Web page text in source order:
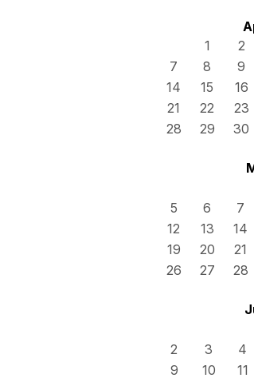
1
2
7
8 9
14
15 16
21
22 23
28
29 30
5
6 7
12
13 14
19
20 21
26
27 28
2
3 4
9
10 11